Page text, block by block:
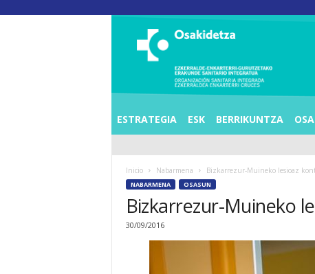
A
ESTRATEGIA ESK BERRIKUNTZA
Inicio Nabarmena Bizkarrezur-Muineko lesioaz
NABARMENA OSASUN
Bizkarrezur-Muineko
30/09/2016